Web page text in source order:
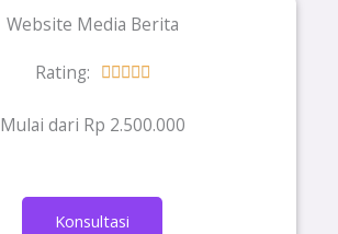
Website Media Berita
Rating:
Rated
out
5
Mulai dari Rp 2.500.000
Konsultasi